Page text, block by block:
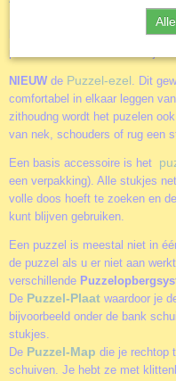
Door het gebruik van de
leuker maken. Of je nu alleen
NIEUW de Puzzel-ezel. Dit
comfortabel in elkaar leggen
zithoudng wordt het puzelen
van nek, schouders of rug een
Een basis accessoire is het
een verpakking). Alle stukjes
volle doos hoeft te zoeken en
kunt blijven gebruiken.
Een puzzel is meestal niet in
de puzzel als u er niet aan
verschillende
De Puzzel-Plaat waardoor je
bijvoorbeeld onder de bank
stukjes.
De Puzzel-Map die je rechtop
schuiven. Je hebt ze met